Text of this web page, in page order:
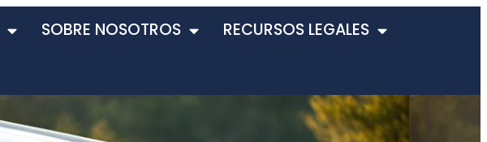
SOBRE NOSOTROS RECURSOS LEGALES